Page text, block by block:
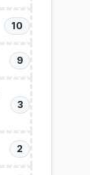
10
9
3
2